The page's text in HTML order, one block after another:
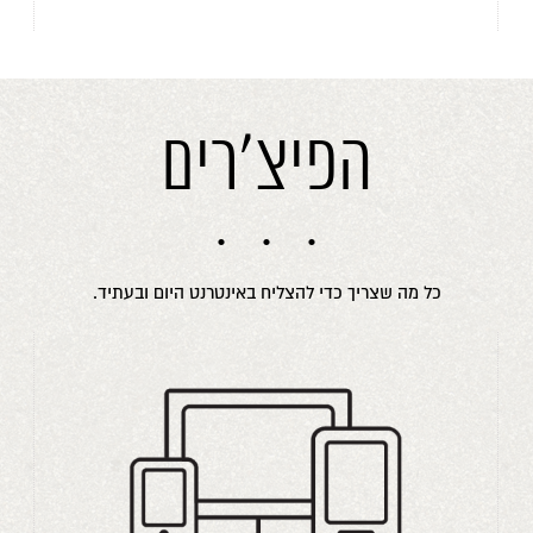
הפיצ'רים
כל מה שצריך כדי להצליח באינטרנט היום ובעתיד.